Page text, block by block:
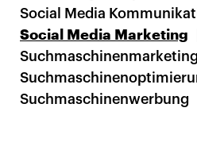
Social Media
Social Media Marketing
Suchmaschinenmarketing
Suchmaschinenwerbung